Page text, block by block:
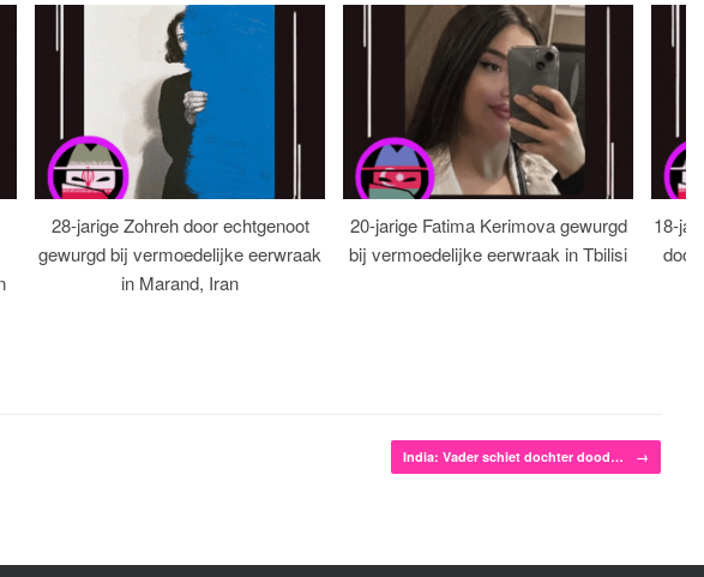
28-jarige Zohreh door echtgenoot
gewurgd bij vermoedelijke eerwraak
in Marand, Iran
20-jarige Fatima Kerimova gewurgd
bij vermoedelijke eerwraak in Tbilisi
18-
India: Vader schiet dochter dood… →